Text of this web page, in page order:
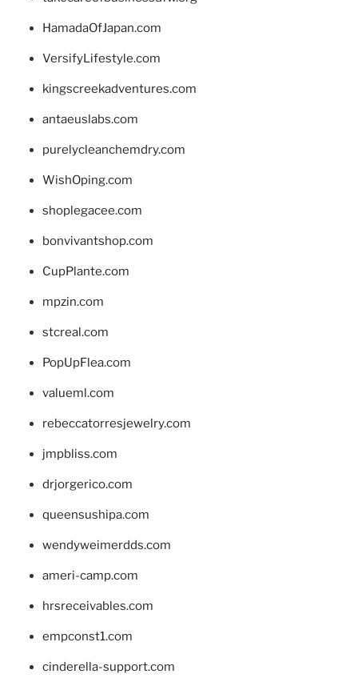
HamadaOfJapan.com
VersifyLifestyle.com
kingscreekadventures.com
antaeuslabs.com
purelycleanchemdry.com
WishOping.com
shoplegacee.com
bonvivantshop.com
CupPlante.com
mpzin.com
stcreal.com
PopUpFlea.com
valueml.com
rebeccatorresjewelry.com
jmpbliss.com
drjorgerico.com
queensushipa.com
wendyweimerdds.com
ameri-camp.com
hrsreceivables.com
empconst1.com
cinderella-support.com